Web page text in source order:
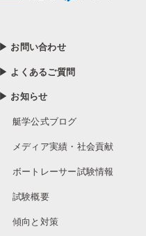
▶ お問い合わせ
▶ よくあるご質問
▶ お知らせ
艇学公式ブログ
メディア実績・社会貢献
ボートレーサー試験情報
試験概要
傾向と対策